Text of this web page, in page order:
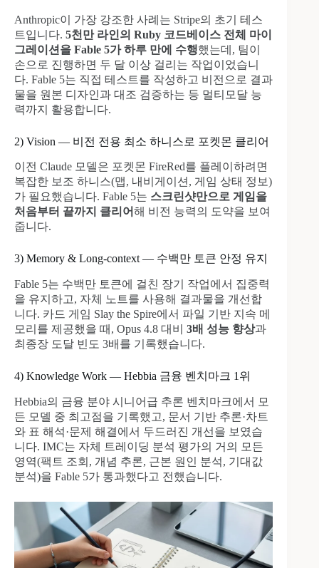
Anthropic이 가장 강조한 사례는 Stripe의 초기 테스
트입니다. 5천만 라인의 Ruby 코드베이스 전체 마이
그레이션을 Fable 5가 하루 만에 수행했는데, 팀이
손으로 진행하면 두 달 이상 걸리는 작업이었습니
다. Fable 5는 직접 테스트를 작성하고 비전으로 결과
물을 원본 디자인과 대조 검증하는 등 멀티모달 능
력까지 활용합니다.
2) Vision — 비전 전용 최소 하니스로 포켓몬 클리어
이전 Claude 모델은 포켓몬 FireRed를 플레이하려면
복잡한 보조 하니스(맵, 내비게이션, 게임 상태 정보)
가 필요했습니다. Fable 5는 스크린샷만으로 게임을
처음부터 끝까지 클리어해 비전 능력의 도약을 보여
줍니다.
3) Memory & Long-context — 수백만 토큰 안정 유지
Fable 5는 수백만 토큰에 걸친 장기 작업에서 집중력
을 유지하고, 자체 노트를 사용해 결과물을 개선합
니다. 카드 게임 Slay the Spire에서 파일 기반 지속 메
모리를 제공했을 때, Opus 4.8 대비 3배 성능 향상과
최종장 도달 빈도 3배를 기록했습니다.
4) Knowledge Work — Hebbia 금융 벤치마크 1위
Hebbia의 금융 분야 시니어급 추론 벤치마크에서 모
든 모델 중 최고점을 기록했고, 문서 기반 추론·차트
와 표 해석·문제 해결에서 두드러진 개선을 보였습
니다. IMC는 자체 트레이딩 분석 평가의 거의 모든
영역(팩트 조회, 개념 추론, 근본 원인 분석, 기대값
분석)을 Fable 5가 통과했다고 전했습니다.